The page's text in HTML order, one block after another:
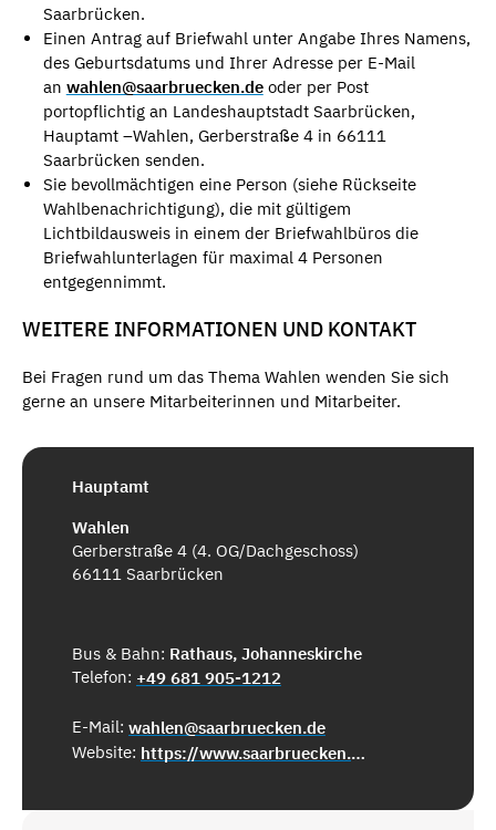
Saarbrücken.
Einen Antrag auf Briefwahl unter Angabe Ihres Namens,
des Geburtsdatums und Ihrer Adresse per E-Mail
an wahlen@saarbruecken.deoder per Post
portopflichtig an Landeshauptstadt Saarbrücken,
Hauptamt –Wahlen, Gerberstraße 4 in 66111
Saarbrücken senden.
Sie bevollmächtigen eine Person (siehe Rückseite
Wahlbenachrichtigung), die mit gültigem
Lichtbildausweis in einem der Briefwahlbüros die
Briefwahlunterlagen für maximal 4 Personen
entgegennimmt.
WEITERE INFORMATIONEN UND KONTAKT
Bei Fragen rund um das Thema Wahlen wenden Sie sich
gerne an unsere Mitarbeiterinnen und Mitarbeiter.
Hauptamt
Wahlen
Gerberstraße 4 (4. OG/Dachgeschoss)
66111 Saarbrücken
Bus & Bahn: Rathaus, Johanneskirche
Telefon: +49 681 905-1212
E-Mail: wahlen@saarbruecken.de
Website:
https://www.saarbruecken.de/wahlen